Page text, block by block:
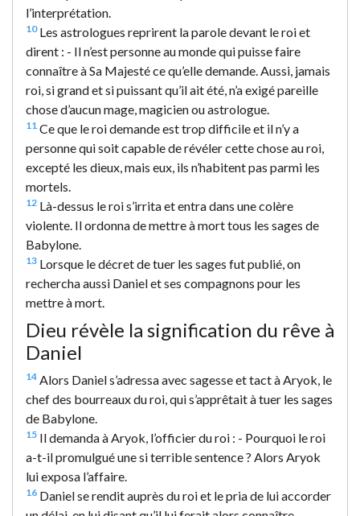
l’interprétation.
10Les astrologues reprirent la parole devant le roi et
dirent : - Il n’est personne au monde qui puisse faire
connaître à Sa Majesté ce qu’elle demande. Aussi, jamais
roi, si grand et si puissant qu’il ait été, n’a exigé pareille
chose d’aucun mage, magicien ou astrologue.
11 Ce que le roi demande est trop difficile et il n’y a
personne qui soit capable de révéler cette chose au roi,
excepté les dieux, mais eux, ils n’habitent pas parmi les
mortels.
12 Là-dessus le roi s’irrita et entra dans une colère
violente. Il ordonna de mettre à mort tous les sages de
Babylone.
13 Lorsque le décret de tuer les sages fut publié, on
rechercha aussi Daniel et ses compagnons pour les
mettre à mort.
Dieu révèle la signification du rêve à
Daniel
14 Alors Daniel s’adressa avec sagesse et tact à Aryok, le
chef des bourreaux du roi, qui s’apprêtait à tuer les sages
de Babylone.
15 Il demanda à Aryok, l’officier du roi : - Pourquoi le roi
a-t-il promulgué une si terrible sentence ? Alors Aryok
lui exposa l’affaire.
16 Daniel se rendit auprès du roi et le pria de lui accorder